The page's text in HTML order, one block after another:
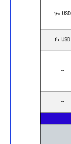
160 USD
40 USD
--
--